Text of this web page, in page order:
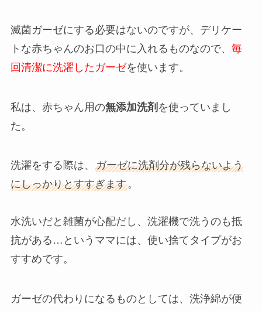
滅菌ガーゼにする必要はないのですが、デリケー
トな赤ちゃんのお口の中に入れるものなので、 毎
回清潔に洗濯したガーゼを使います。
私は、赤ちゃん用の無添加洗剤 を使っていまし
た。
洗濯をする際は、 ガーゼに洗剤分が残らないよう
にしっかりとすすぎます。
水洗いだと雑菌が心配だし、洗濯機で洗うのも抵
抗がある…というママには、使い捨てタイプがお
すすめです。
ガーゼの代わりになるものとしては、洗浄綿が便